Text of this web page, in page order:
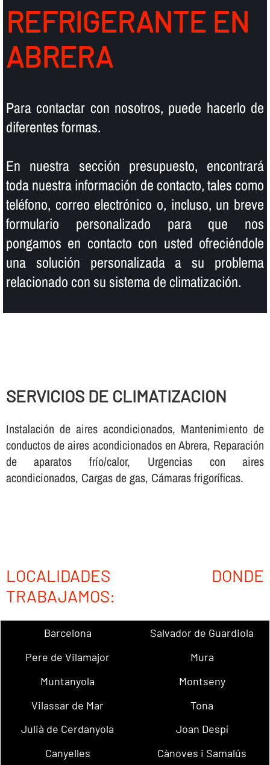
REFRIGERANTE EN
ABRERA
Para contactar con nosotros, puede hacerlo de
diferentes formas.
En nuestra sección presupuesto, encontrará
toda nuestra información de contacto, tales como
teléfono, correo electrónico o, incluso, un breve
formulario personalizado para que nos
pongamos en contacto con usted ofreciéndole
una solución personalizada a su problema
relacionado con su sistema de climatización.
SERVICIOS DE CLIMATIZACION
Instalación de aires acondicionados, Mantenimiento de
conductos de aires acondicionados en Abrera, Reparación
de aparatos frí­o/calor, Urgencias con aires
acondicionados, Cargas de gas, Cámaras frigorí­ficas.
LOCALIDADES DONDE
TRABAJAMOS:
Barcelona
Salvador de Guardiola
Pere de Vilamajor
Mura
Muntanyola
Montseny
Vilassar de Mar
Tona
Julià de Cerdanyola
Joan Despí
Canyelles
Cànoves i Samalús